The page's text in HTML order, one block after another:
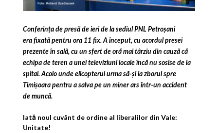
Conferinţa de presă de ieri de la sediul PNL Petroşani
era fixată pentru ora 11 fix.A început, cu acordul presei
prezente în sală, cu un sfert de oră mai târziu din cauză că
echipa de teren a unei televiziuni locale încă nu sosise de la
spital. Acolo unde elicopterul urma să-şi ia zborul spre
Timişoara pentru a salva pe un miner ars într-un accident
de muncă.
Iată noul cuvânt de ordine al liberalilor din Vale:
Unitate!